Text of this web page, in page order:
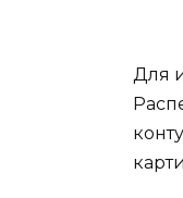
Для